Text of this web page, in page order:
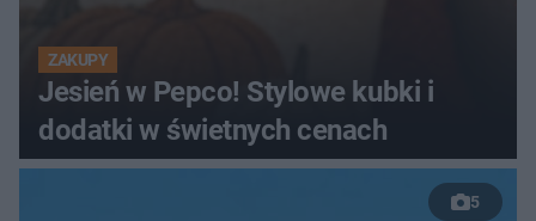
ZAKUPY
Jesień w Pepco! Stylowe kubki i
dodatki w świetnych cenach
5